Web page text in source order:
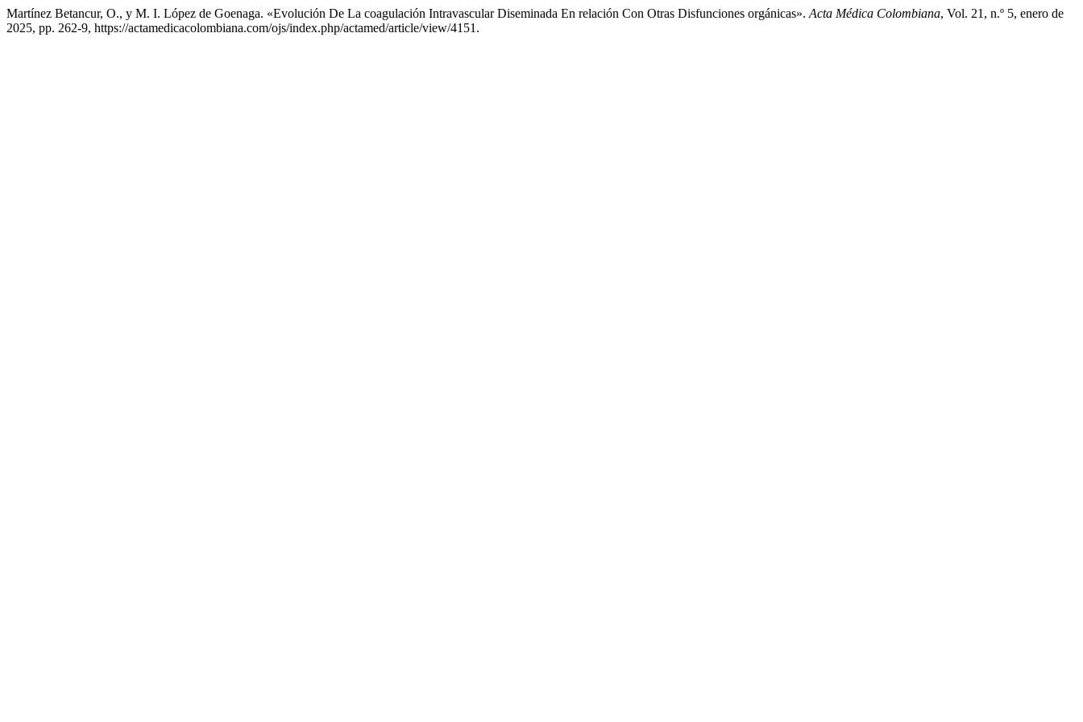
Martínez Betancur, O., y M. I. López de Goenaga. «Evolución De La coagulación Intravascular Diseminada En relación Con Otras Disfunciones orgánicas». Acta Médica Colombiana, Vol. 21, n.º 5, enero de
2025, pp. 262-9, https://actamedicacolombiana.com/ojs/index.php/actamed/article/view/4151.